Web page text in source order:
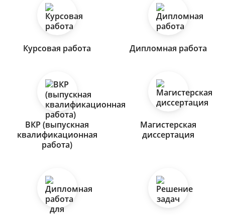
Курсовая работа Дипломная работа
ВКР (выпускная
квалификационная
работа)
Магистерская
диссертация